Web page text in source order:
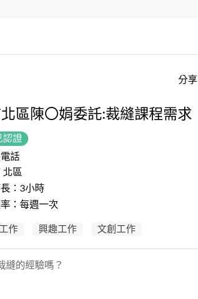
分享
區陳〇娟委託:裁縫課程需求
認證
話
北區
：3小時
率：每週一次
作 興趣工作 文創工作
縫的經驗嗎？